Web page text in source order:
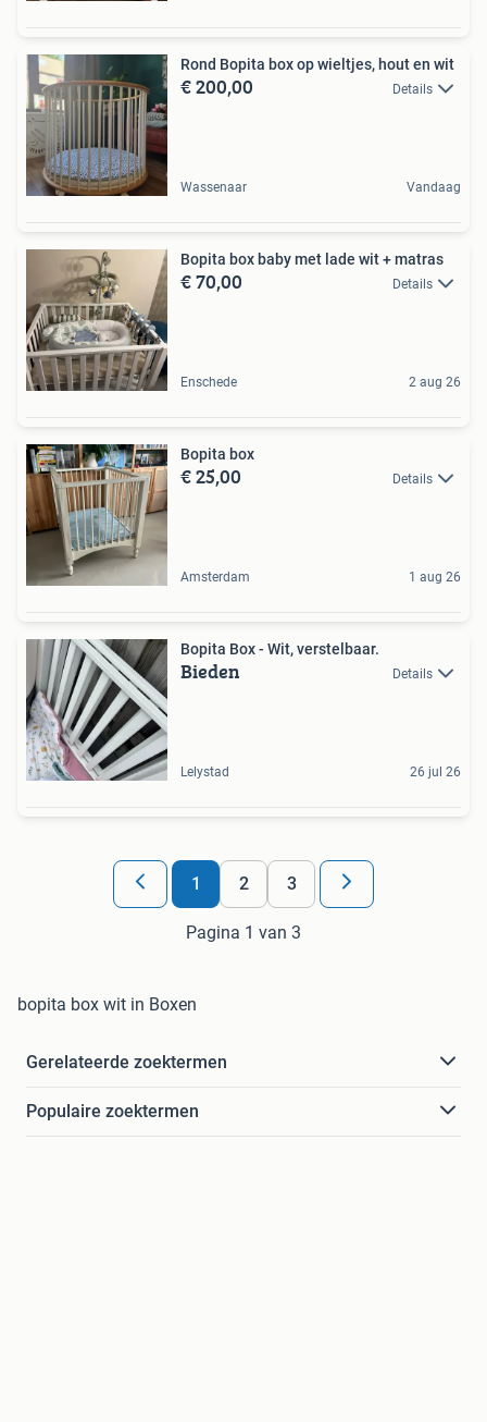
Rond Bopita box op wieltjes, hout en wit
€ 200,00 Details
Wassenaar Vandaag
Bopita box baby met lade wit + matras
€ 70,00 Details
Enschede 2 aug 26
Bopita box
€ 25,00 Details
Amsterdam 1 aug 26
Bopita Box - Wit, verstelbaar.
Bieden Details
Lelystad 26 jul 26
1 2 3
Pagina 1 van 3
bopita box wit in Boxen
Gerelateerde zoektermen
Populaire zoektermen